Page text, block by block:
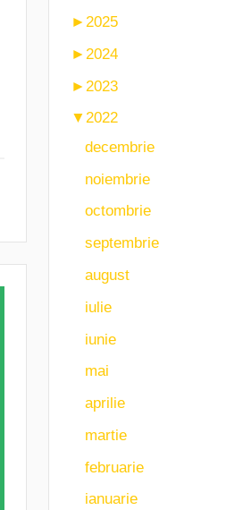
► 2025
► 2024
► 2023
▼2022
decembrie
noiembrie
octombrie
septembrie
august
iulie
iunie
mai
aprilie
martie
februarie
ianuarie